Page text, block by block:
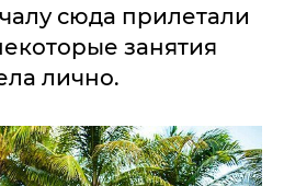
сюда прилетали
занятия
лично.